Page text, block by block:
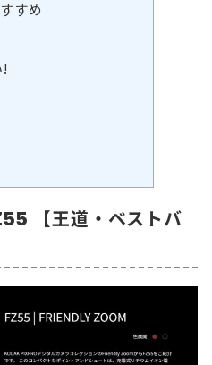
すめ
【王道・ベストバ